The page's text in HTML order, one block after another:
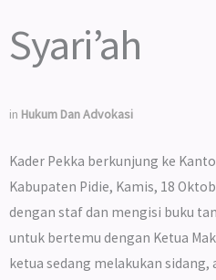
Syari’ah
in Hukum Dan Advokasi
Kader Pekka berkunjung ke
Kabupaten Pidie, Kamis, 18
dengan staf dan mengisi buku
untuk bertemu dengan Ketua
ketua sedang melakukan